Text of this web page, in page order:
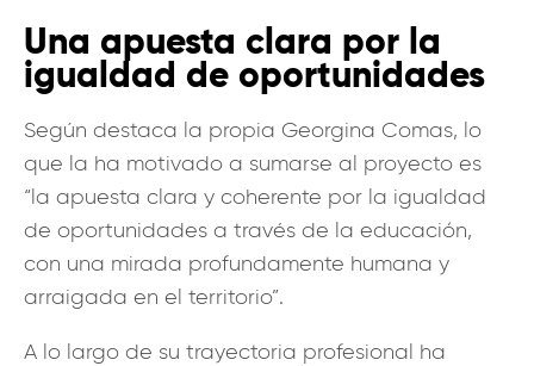
Una apuesta clara por la
igualdad de oportunidades
Según destaca la propia Georgina Comas, lo
que la ha motivado a sumarse al proyecto es
“la apuesta clara y coherente por la igualdad
de oportunidades a través de la educación,
con una mirada profundamente humana y
arraigada en el territorio”.
A lo largo de su trayectoria profesional ha